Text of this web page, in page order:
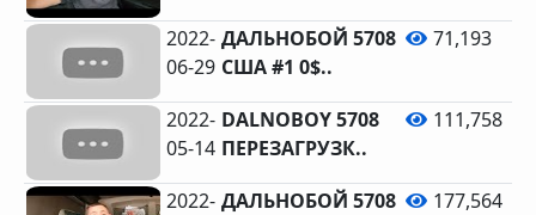
2022-
06-29
ДАЛЬНОБОЙ 5708
США #1 0$..
71,193
2022-
05-14
DALNOBOY 5708
ПЕРЕЗАГРУЗК..
111,758
2022- ДАЛЬНОБОЙ 5708 177,564